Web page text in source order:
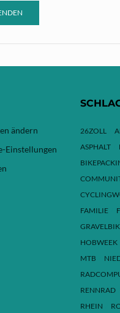
ändern
Einstellungen
26ZOLL
ASPHALT
FAMILIE
HOBWEEK
MTB
RENNRAD
RHEIN